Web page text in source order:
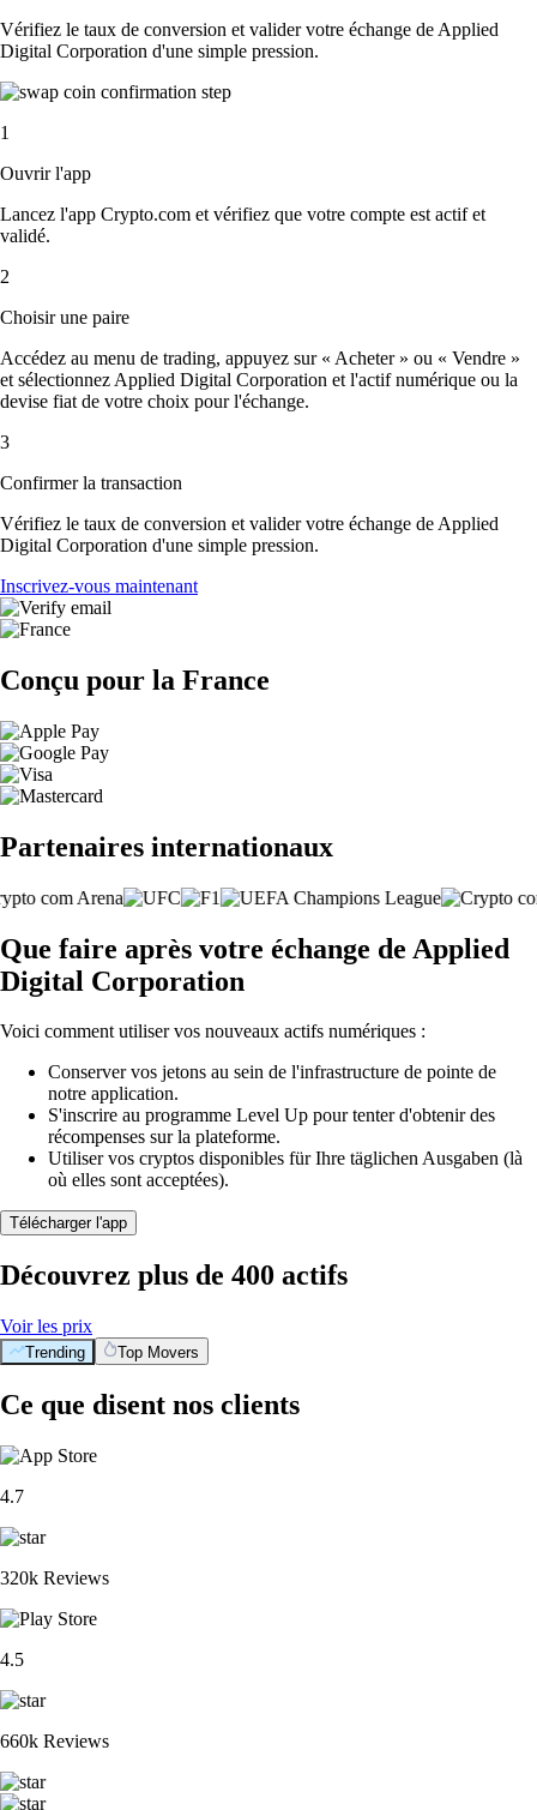
Vérifiez le taux de conversion et valider votre échange de Applied
Digital Corporation d'une simple pression.
1
Ouvrir l'app
Lancez l'app Crypto.com et vérifiez que votre compte est actif et
validé.
2
Choisir une paire
Accédez au menu de trading, appuyez sur « Acheter » ou « Vendre »
et sélectionnez Applied Digital Corporation et l'actif numérique ou la
devise fiat de votre choix pour l'échange.
3
Confirmer la transaction
Vérifiez le taux de conversion et valider votre échange de Applied
Digital Corporation d'une simple pression.
Inscrivez-vous maintenant
Conçu pour la France
Partenaires internationaux
Que faire après votre échange de Applied
Digital Corporation
Voici comment utiliser vos nouveaux actifs numériques :
Conserver vos jetons au sein de l'infrastructure de pointe de
notre application.
S'inscrire au programme Level Up pour tenter d'obtenir des
récompenses sur la plateforme.
Utiliser vos cryptos disponibles für Ihre täglichen Ausgaben (là
où elles sont acceptées).
Télécharger l'app
Découvrez plus de 400 actifs
Voir les prix
Trending Top Movers
Ce que disent nos clients
4.7
320k Reviews
4.5
660k Reviews